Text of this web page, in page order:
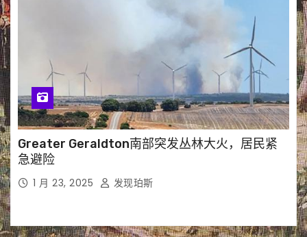
Greater Geraldton南部突发丛林大火，居民紧
急避险
1 月 23, 2025 发现珀斯